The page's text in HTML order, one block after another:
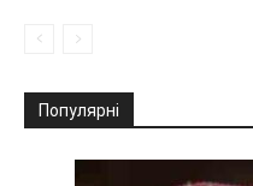
Популярні